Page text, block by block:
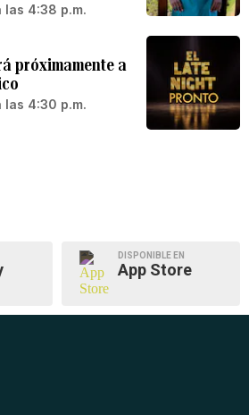
las 4:38 p.m.
próximamente a
las 4:30 p.m.
DISPONIBLE EN
App Store